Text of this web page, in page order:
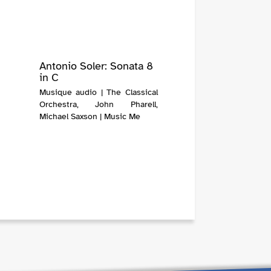
Antonio Soler: Sonata 8
in C
Musique audio | The Classical
Orchestra, John Pharell,
Michael Saxson | Music Me